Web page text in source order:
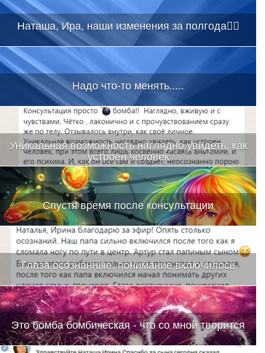
Наташа, Ира, наши изменения за полгода👇🏻
Надо что-то менять.....
Уникальная возможность наглядно увидеть, как
устроен человек
Спустя время после консультации
Глаза осознанные, понимание включилось
Это бомба бомбическая - что со мной творится